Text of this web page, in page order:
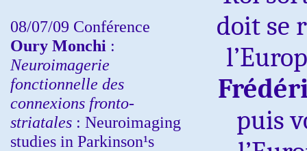
08/07/09 Conférence
Oury Monchi :
Neuroimagerie
fonctionnelle des
connexions fronto-
striatales : Neuroimaging
studies in Parkinson¹s
doit se
puis